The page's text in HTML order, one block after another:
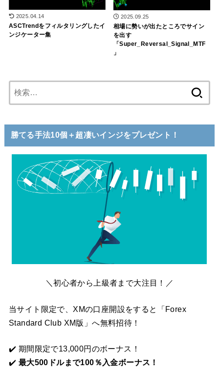
2025.04.14
ASCTrendをフィルタリングしたイ
ンジケーター集
2025.09.25
相場に勢いが出たところでサイン
を出す
「Super_Reversal_Signal_MTF
」
索:
勝てる手法10個＋超凄いインジをプレゼント！
＼初心者から上級者まで大注目！／
当サイト限定で、XMの口座開設をすると「Forex
Standard Club XM版」へ無料招待！
✔️ 期間限定で13,000円のボーナス！
✔️ 最大500ドルまで100％入金ボーナス！